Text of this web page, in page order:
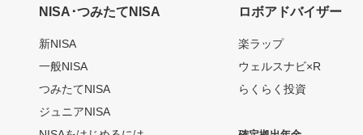
NISA･つみたてNISA
新NISA
一般NISA
つみたてNISA
ジュニアNISA
ロボアドバイザー
楽ラップ
ウェルスナビ×R
らくらく投資